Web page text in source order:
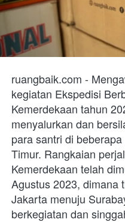
ruangbaik.com -
kegiatan Ekspedisi
Kemerdekaan tahun
menyalurkan dan
para santri di
Timur. Rangkaian
Kemerdekaan telah
Agustus 2023, dimana
Jakarta menuju
berkegiatan dan